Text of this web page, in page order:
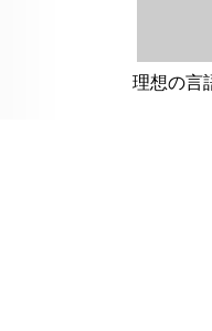
理想の言